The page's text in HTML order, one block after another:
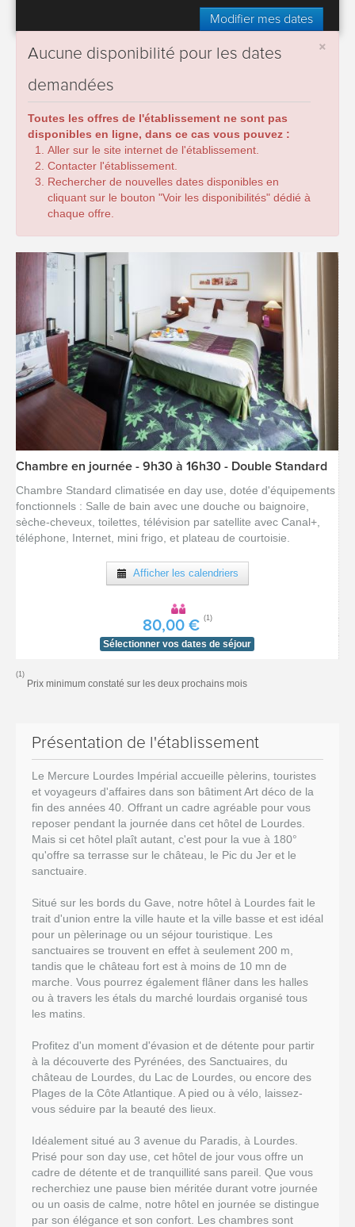
Modifier mes dates
×
Aucune disponibilité pour les dates
demandées
Toutes les offres de l'établissement ne sont pas
disponibles en ligne, dans ce cas vous pouvez :
Aller sur le site internet de l'établissement.
Contacter l'établissement.
Rechercher de nouvelles dates disponibles en
cliquant sur le bouton "Voir les disponibilités" dédié à
chaque offre.
[voir la fiche détail]
Chambre en journée - 9h30 à 16h30 - Double Standard
Chambre Standard climatisée en day use, dotée d'équipements
fonctionnels : Salle de bain avec une douche ou baignoire,
sèche-cheveux, toilettes, télévision par satellite avec Canal+,
téléphone, Internet, mini frigo, et plateau de courtoisie.
Afficher les calendriers
80,00 €
(1)
Sélectionner vos dates de séjour
(1)
Prix minimum constaté sur les deux prochains mois
Présentation de l'établissement
Le Mercure Lourdes Impérial accueille pèlerins, touristes
et voyageurs d'affaires dans son bâtiment Art déco de la
fin des années 40. Offrant un cadre agréable pour vous
reposer pendant la journée dans cet hôtel de Lourdes.
Mais si cet hôtel plaît autant, c'est pour la vue à 180°
qu'offre sa terrasse sur le château, le Pic du Jer et le
sanctuaire.
Situé sur les bords du Gave, notre hôtel à Lourdes fait le
trait d'union entre la ville haute et la ville basse et est idéal
pour un pèlerinage ou un séjour touristique. Les
sanctuaires se trouvent en effet à seulement 200 m,
tandis que le château fort est à moins de 10 mn de
marche. Vous pourrez également flâner dans les halles
ou à travers les étals du marché lourdais organisé tous
les matins.
Profitez d'un moment d'évasion et de détente pour partir
à la découverte des Pyrénées, des Sanctuaires, du
château de Lourdes, du Lac de Lourdes, ou encore des
Plages de la Côte Atlantique. A pied ou à vélo, laissez-
vous séduire par la beauté des lieux.
Idéalement situé au 3 avenue du Paradis, à Lourdes.
Prisé pour son day use, cet hôtel de jour vous offre un
cadre de détente et de tranquillité sans pareil. Que vous
recherchiez une pause bien méritée durant votre journée
ou un oasis de calme, notre hôtel en journée se distingue
par son élégance et son confort. Les chambres sont